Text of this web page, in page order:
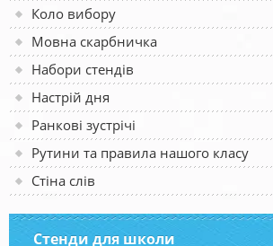
Коло вибору
Мовна скарбничка
Набори стендів
Настрій дня
Ранкові зустрічі
Рутини та правила нашого класу
Стіна слів
Стенди для школи